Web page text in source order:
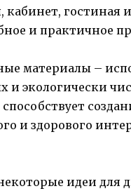
кабинет, гостиная
и практичное
материалы –
и экологически
и здорового
идеи для